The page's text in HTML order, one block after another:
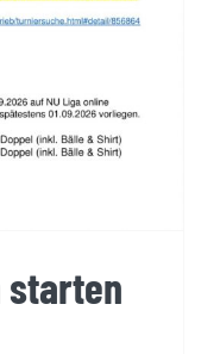
starten